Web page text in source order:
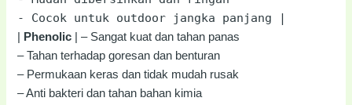
-
Cocok untuk outdoor jangka panjang |
Phenolic | – Sangat kuat dan tahan panas
– Tahan terhadap goresan dan benturan
– Permukaan keras dan tidak mudah rusak
– Anti bakteri dan tahan bahan kimia